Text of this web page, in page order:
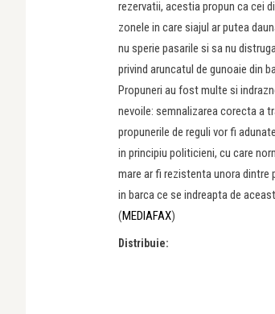
rezervatii, acestia propun ca cei
zonele in care siajul ar putea
nu sperie pasarile si sa nu
privind aruncatul de gunoaie din
Propuneri au fost multe si
nevoile: semnalizarea corecta a
propunerile de reguli vor fi
in principiu politicieni, cu care
mare ar fi rezistenta unora dintre
in barca ce se indreapta de
(MEDIAFAX)
Distribuie: